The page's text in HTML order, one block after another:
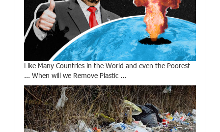
Like Many Countries in the World and even the Poorest
... When will we Remove Plastic ...